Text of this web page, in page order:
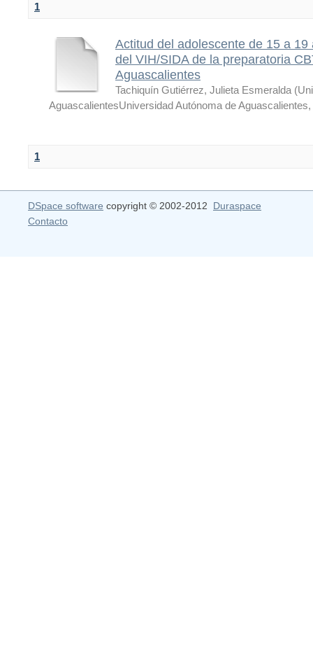
1
Actitud del adolescente de 15 a
del VIH/SIDA de la preparatoria
Aguascalientes
Tachiquín Gutiérrez, Julieta Esmeralda (
AguascalientesUniversidad Autónoma de Aguascalientes,
1
DSpace software copyright © 2002-2012 Duraspace
Contacto